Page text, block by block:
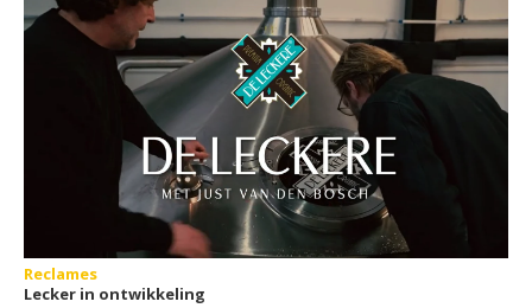
Reclames
Lecker in ontwikkeling